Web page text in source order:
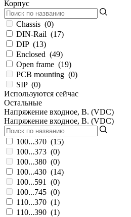
Корпус
Chassis (0)
DIN-Rail (17)
DIP (13)
Enclosed (49)
Open frame (19)
PCB mounting (0)
SIP (0)
Используются сейчас
Остальные
Напряжение входное, В. (VDC)
Напряжение входное, В. (VDC)
100...370 (15)
100...373 (0)
100...380 (0)
100...430 (14)
100...591
(0)
100...745 (0)
110...370 (1)
110...390 (1)